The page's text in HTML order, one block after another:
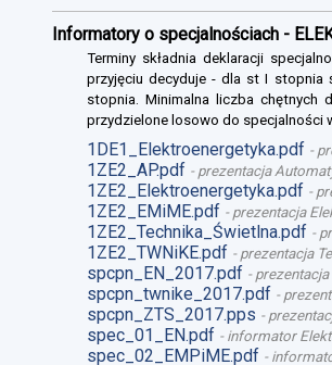
Informatory o specjalnościach -
Terminy składnia deklaracji
przyjęciu decyduje - dla st I
stopnia. Minimalna liczba chętnych
przydzielone losowo do specjalności
1DE1_Elektroenergetyka.pdf -
1ZE2_AP.pdf - prezentacja
1ZE2_Elektroenergetyka.pdf -
1ZE2_EMiME.pdf - prezentacja
1ZE2_Technika_Świetlna.pdf -
1ZE2_TWNiKE.pdf - prezentacja
spcpn_EN_2017.pdf -
spcpn_twnike_2017.pdf -
spcpn_ZTS_2017.pps -
spec_01_EN.pdf - informator
spec_02_EMPiME.pdf -